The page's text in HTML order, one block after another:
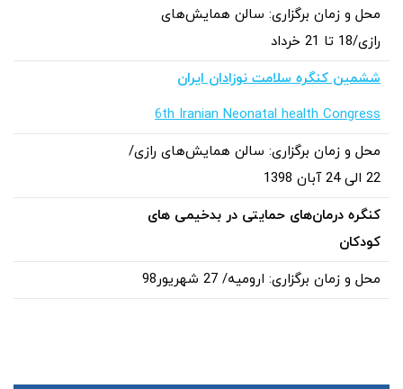
محل و زمان برگزاری: سالن همایش‌های
رازی/18 تا 21 خرداد
ششمین کنگره سلامت نوزادان ایران
6th Iranian Neonatal health Congress
محل و زمان برگزاری: سالن همایش‌های رازی/
22 الی 24 آبان 1398
کنگره درمان‌های حمایتی در بدخیمی های
کودکان
محل و زمان برگزاری: ارومیه/ 27 شهریور98